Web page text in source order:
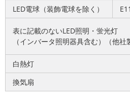
LED電球（装飾電球を除く）
表に記載のないLED照明・蛍光灯
（インバータ照明器具含む）（他社
白熱灯
換気扇